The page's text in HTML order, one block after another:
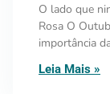
O lado que
Rosa O
importância
Leia Mais »